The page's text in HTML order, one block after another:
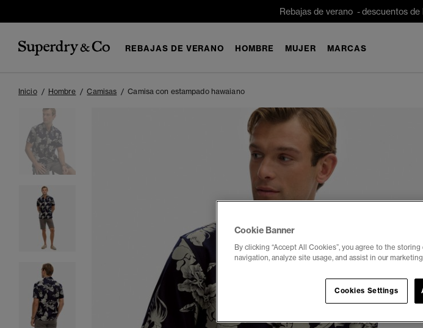
Rebajas de verano - descuentos
REBAJAS DE VERANO HOMBRE MUJER MARCAS
Inicio Hombre Camisas Camisa con estampado hawaiano
Cookie Banner
By clicking “Accept All Cookies”, you agree to the
navigation, analyze site usage, and assist in our
Cookies Settings